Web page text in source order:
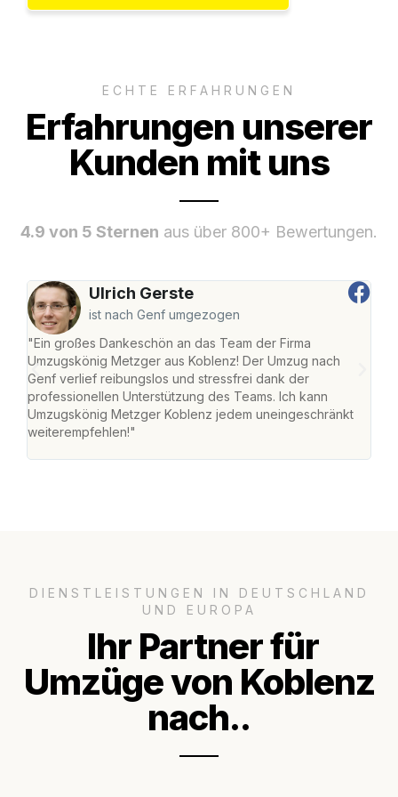
ECHTE ERFAHRUNGEN
Erfahrungen unserer
Kunden mit uns
4.9 von 5 Sternen aus über 800+ Bewertungen.
Ulrich Gerste
ist nach Genf umgezogen
"Ein großes Dankeschön an das Team der Firma
Umzugskönig Metzger aus Koblenz! Der Umzug nach
Genf verlief reibungslos und stressfrei dank der
professionellen Unterstützung des Teams. Ich kann
Umzugskönig Metzger Koblenz jedem uneingeschränkt
weiterempfehlen!"
DIENSTLEISTUNGEN IN DEUTSCHLAND
UND EUROPA
Ihr Partner für
Umzüge von Koblenz
nach..